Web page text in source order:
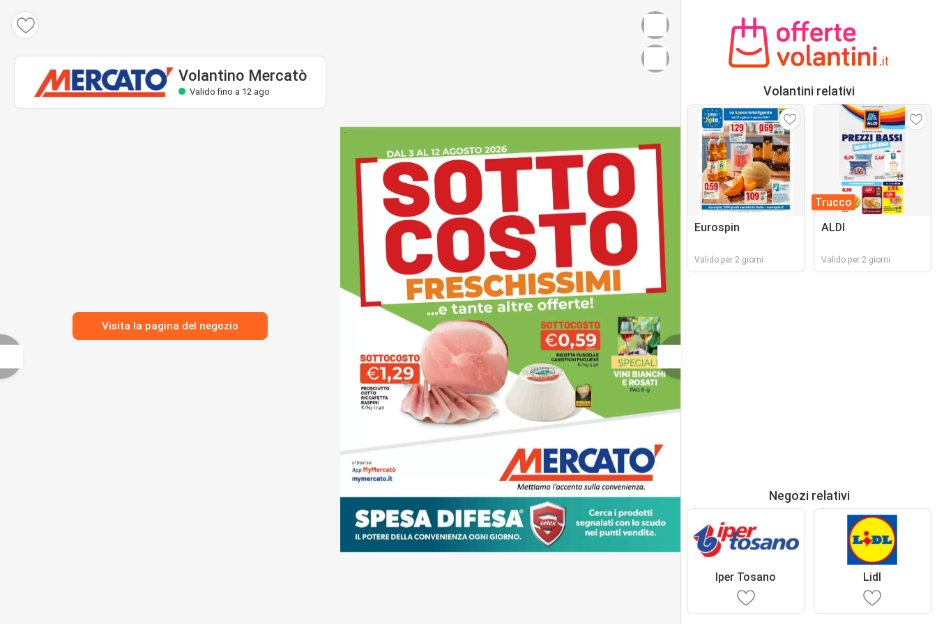
Volantino Mercatò
Valido fino a 12 ago
Visita la pagina del negozio
Volantini relativi
Eurospin
Valido per 2 giorni
Trucco
ALDI
Valido per 2 giorni
Negozi relativi
Iper Tosano Lidl